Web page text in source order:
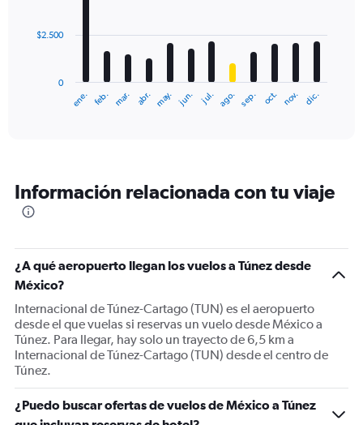
The
categories.
The
Y
axis
displaying
values.
Range:
0
to
7500.
ene. feb. mar. abr. may. jun. jul. ago. sep. oct. nov. dic.
0
$2.500
Información relacionada con tu viaje
¿A qué aeropuerto llegan los vuelos a Túnez desde
México?
Internacional de Túnez-Cartago (TUN) es el aeropuerto
desde el que vuelas si reservas un vuelo desde México a
Túnez. Para llegar, hay solo un trayecto de 6,5 km a
Internacional de Túnez-Cartago (TUN) desde el centro de
Túnez.
¿Puedo buscar ofertas de vuelos de México a Túnez